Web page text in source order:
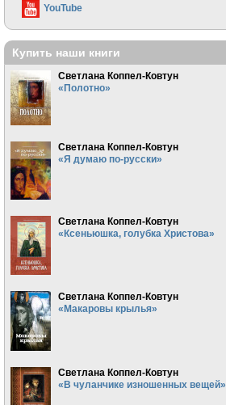
YouTube
Купить наши книги
Светлана Коппел-Ковтун
«Полотно»
Светлана Коппел-Ковтун
«Я думаю по-русски»
Светлана Коппел-Ковтун
«Ксеньюшка, голубка Христова»
Светлана Коппел-Ковтун
«Макаровы крылья»
Светлана Коппел-Ковтун
«В чуланчике изношенных вещей»